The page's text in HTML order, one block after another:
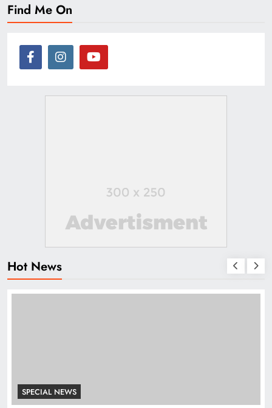
Find Me On
Hot News
SPECIAL NEWS